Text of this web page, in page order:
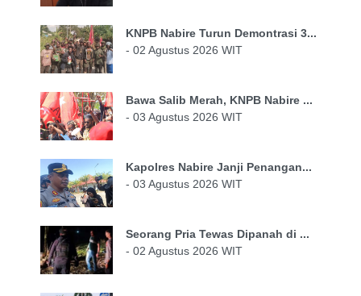
KNPB Nabire Turun Demontrasi 3...
- 02 Agustus 2026 WIT
Bawa Salib Merah, KNPB Nabire ...
- 03 Agustus 2026 WIT
Kapolres Nabire Janji Penangan...
- 03 Agustus 2026 WIT
Seorang Pria Tewas Dipanah di ...
- 02 Agustus 2026 WIT